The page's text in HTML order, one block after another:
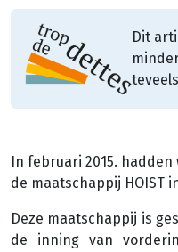
Dit
In februari 2015.
de maatschappij HOIST
Deze maatschappij is
de inning van